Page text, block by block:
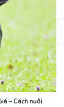
– Cách nuôi